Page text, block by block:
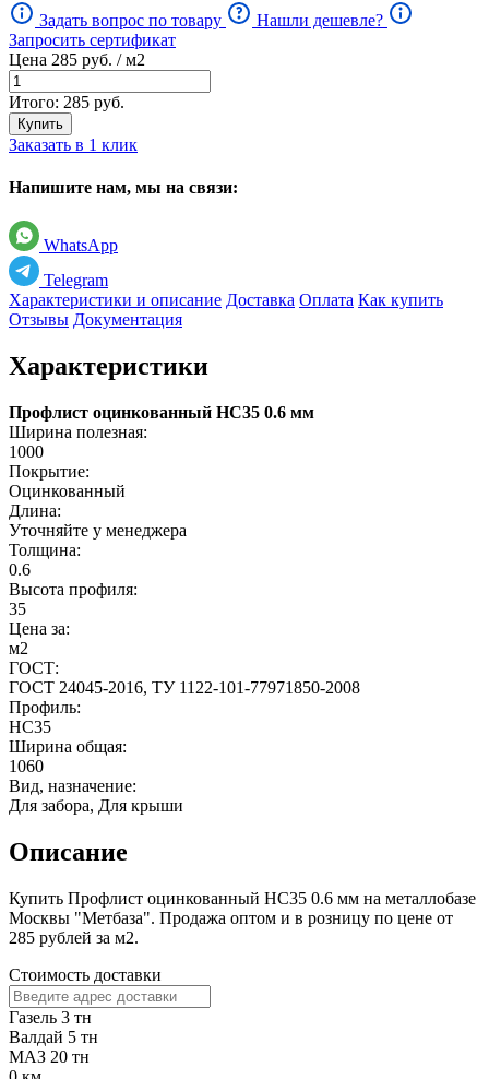
Задать вопрос по товару
Нашли дешевле?
Запросить сертификат
Цена 285 руб. / м2
Итого: 285 руб.
Купить
Заказать в 1 клик
Напишите нам, мы на связи:
WhatsApp
Telegram
Характеристики и описание Доставка Оплата Как купить
Отзывы Документация
Характеристики
Профлист оцинкованный НС35 0.6 мм
Ширина полезная:
1000
Покрытие:
Оцинкованный
Длина:
Уточняйте у менеджера
Толщина:
0.6
Высота профиля:
35
Цена за:
м2
ГОСТ:
ГОСТ 24045-2016, ТУ 1122-101-77971850-2008
Профиль:
НС35
Ширина общая:
1060
Вид, назначение:
Для забора, Для крыши
Описание
Купить Профлист оцинкованный НС35 0.6 мм на металлобазе
Москвы "Метбаза". Продажа оптом и в розницу по цене от
285 рублей за м2.
Стоимость доставки
Газель 3 тн
Валдай 5 тн
МАЗ 20 тн